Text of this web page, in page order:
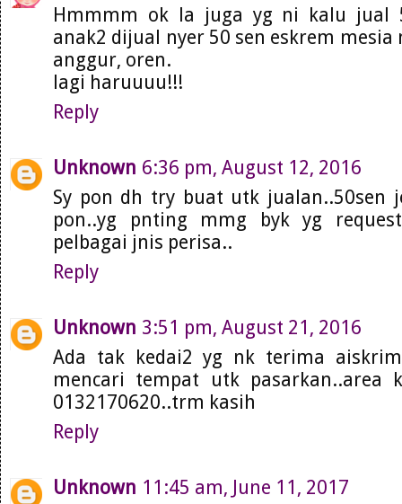
Hmmmm ok la juga yg ni kalu jual
anak2 dijual nyer 50 sen eskrem mesia
anggur, oren.
lagi haruuuu!!!
Reply
Unknown 6:36 pm, August 12, 2016
Sy pon dh try buat utk jualan..50sen
pon..yg pnting mmg byk yg
pelbagai jnis perisa..
Reply
Unknown 3:51 pm, August 21, 2016
Ada tak kedai2 yg nk terima
mencari tempat utk pasarkan..area
0132170620..trm kasih
Reply
Unknown 11:45 am, June 11, 2017